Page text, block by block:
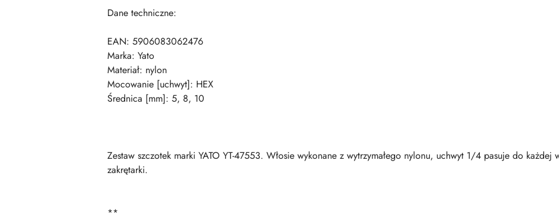
Dane techniczne:
EAN: 5906083062476
Marka: Yato
Materiał: nylon
Mocowanie [uchwyt]: HEX
Średnica [mm]: 5, 8, 10
Zestaw szczotek marki YATO YT-47553. Włosie wykonane z wytrzymałego nylonu, uchwyt 1/4 pasuje do każdej
zakrętarki.
**